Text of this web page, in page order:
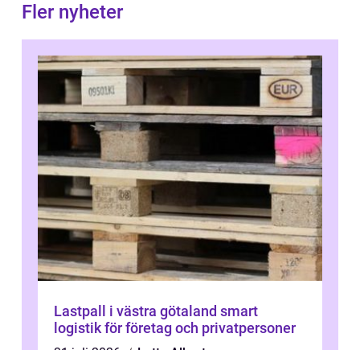
Fler nyheter
Lastpall i västra götaland smart
logistik för företag och privatpersoner